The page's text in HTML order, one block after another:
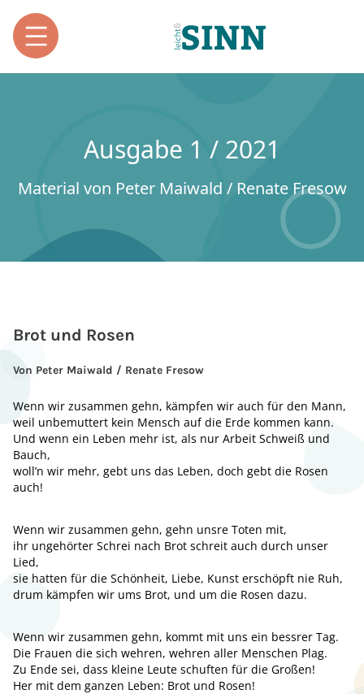
Ausgabe 1 / 2021
Material von Peter Maiwald / Renate Fresow
Brot und Rosen
Von Peter Maiwald / Renate Fresow
Wenn wir zusammen gehn, kämpfen wir auch für den Mann,
weil unbemuttert kein Mensch auf die Erde kommen kann.
Und wenn ein Leben mehr ist, als nur Arbeit Schweiß und
Bauch,
woll’n wir mehr, gebt uns das Leben, doch gebt die Rosen
auch!
Wenn wir zusammen gehn, gehn unsre Toten mit,
ihr ungehörter Schrei nach Brot schreit auch durch unser
Lied,
sie hatten für die Schönheit, Liebe, Kunst erschöpft nie Ruh,
drum kämpfen wir ums Brot, und um die Rosen dazu.
Wenn wir zusammen gehn, kommt mit uns ein bessrer Tag.
Die Frauen die sich wehren, wehren aller Menschen Plag.
Zu Ende sei, dass kleine Leute schuften für die Großen!
Her mit dem ganzen Leben: Brot und Rosen!